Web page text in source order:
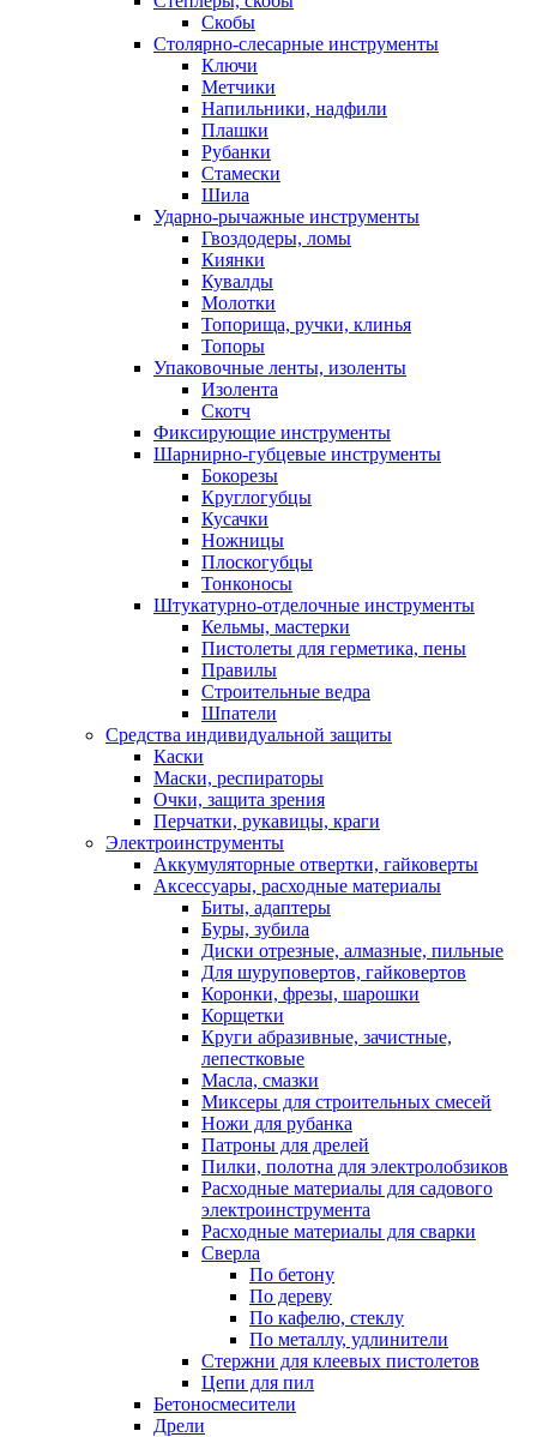
Скобы
Столярно-слесарные инструменты
Ключи
Метчики
Напильники, надфили
Плашки
Рубанки
Стамески
Шила
Ударно-рычажные инструменты
Гвоздодеры, ломы
Киянки
Кувалды
Молотки
Топорища, ручки, клинья
Топоры
Упаковочные ленты, изоленты
Изолента
Скотч
Фиксирующие инструменты
Шарнирно-губцевые инструменты
Бокорезы
Круглогубцы
Кусачки
Ножницы
Плоскогубцы
Тонконосы
Штукатурно-отделочные инструменты
Кельмы, мастерки
Пистолеты для герметика, пены
Правилы
Строительные ведра
Шпатели
Средства индивидуальной защиты
Каски
Маски, респираторы
Очки, защита зрения
Перчатки, рукавицы, краги
Электроинструменты
Аккумуляторные отвертки, гайковерты
Аксессуары, расходные материалы
Биты, адаптеры
Буры, зубила
Диски отрезные, алмазные, пильные
Для шуруповертов, гайковертов
Коронки, фрезы, шарошки
Корщетки
Круги абразивные, зачистные,
лепестковые
Масла, смазки
Миксеры для строительных смесей
Ножи для рубанка
Патроны для дрелей
Пилки, полотна для электролобзиков
Расходные материалы для садового
электроинструмента
Расходные материалы для сварки
Сверла
По бетону
По дереву
По кафелю, стеклу
По металлу, удлинители
Стержни для клеевых пистолетов
Цепи для пил
Бетоносмесители
Дрели